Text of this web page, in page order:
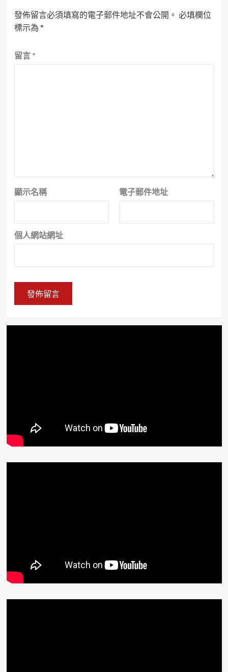
發佈留言必須填寫的電子郵件地址不會公開。 必填欄位
標示為 *
留言 *
顯示名稱 電子郵件地址
個人網站網址